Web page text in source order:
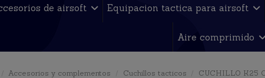
de airsoft Equipacion tactica para airsoft
Aire comprimido
Accesorios y complementos Cuchillos tacticos CUCHILLO K25